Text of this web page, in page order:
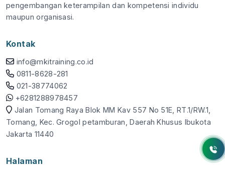
pengembangan keterampilan dan kompetensi individu
maupun organisasi.
Kontak
info@mkitraining.co.id
0811-8628-281
021-38774062
+6281288978457
Jalan Tomang Raya Blok MM Kav 557 No 51E, RT.1/RW.1,
Tomang, Kec. Grogol petamburan, Daerah Khusus Ibukota
Jakarta 11440
Halaman